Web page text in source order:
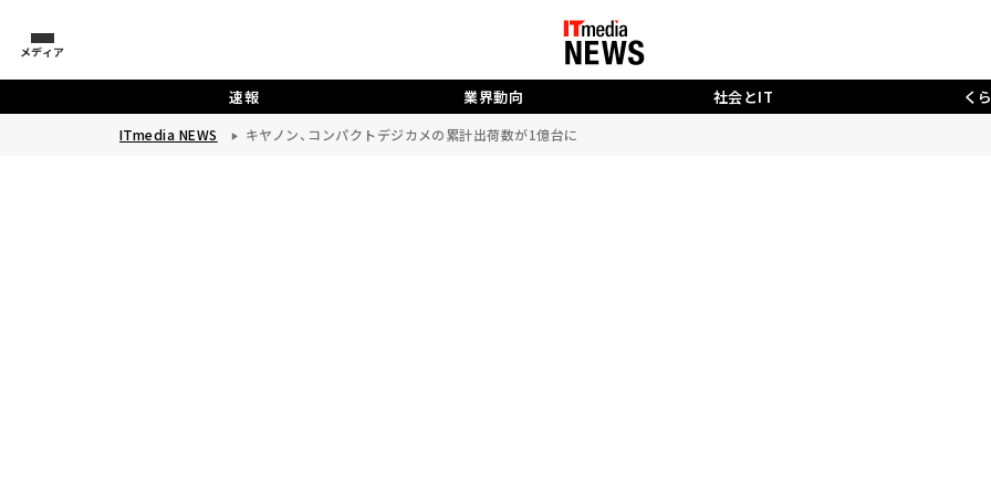
メディア
速報 業界動向 社会とIT く
ITmedia NEWS キヤノン、コンパクトデジカメの累計出荷数が1億台に